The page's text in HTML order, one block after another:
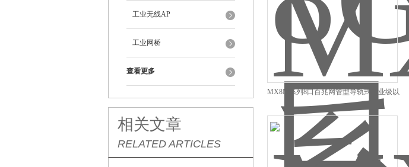
工业无线AP
工业网桥
查看更多
相关文章
RELATED ARTICLES
MX8M系列8口百兆网管型导轨式工业级以
太网交换机